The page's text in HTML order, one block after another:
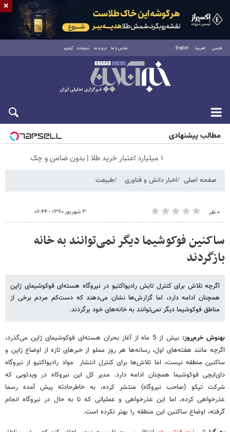
فارسی العربية English تماس با ما درباره ما تبلیغات آرشیو
شنبه ۱۷ مرداد ۱۴۰۵
مطالب پیشنهادی
۱ میلیارد اعتبار خرید طلا | بدون ضامن و چک
صفحه اصلی اخبار دانش و فناوری طبیعت
۰ نفر ۳ شهریور ۱۳۹۰ - ۰۶:۴۴
ساکنین فوکوشیما دیگر نمی‌توانند به خانه
بازگردند
اگرچه تلاش برای کنترل تابش رادیواکتیو در نیروگاه هسته‌ای فوکوشیمای ژاپن
همچنان ادامه دارد، اما گزارش‌ها نشان می‌دهند که دست‌کم مردم برخی از
مناطق فوکوشیما دیگر نمی‌توانند به خانه‌های خود برگردند.
بهنوش خرم‌روز:
بیش از 5 ماه از آغاز بحران هسته‌ای فوکوشیمای ژاپن می‌گذرد،
اگرچه مانند هفته‌های اول،‌ رسانه‌ها هر روز مملو از خبرهای تازه از اوضاع ژاپن و
ساکنین منطقه نیست، اما تلاش‌ها برای کنترل انتشار مواد رادیواکتیو از نیروگاه
دای‌ایچی فوکوشیما همچنان ادامه دارد. مدیر کل این نیروکاه در ویدئویی که
شرکت تپکو (صاحب نیروگاه) منتشر کرده،‌ به خاطرحادثه پیش آمده رسما
عذرخواهی کرده،‌ اما این عذرخواهی و عملیاتی که تا به حال در نیروگاه انجام
گرفته، اوضاع ساکنین این منطقه را بهتر نکرده است.
×